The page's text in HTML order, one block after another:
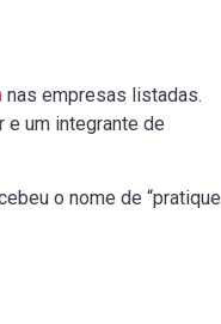
nas empresas listadas.
e um integrante de
o nome de “pratique